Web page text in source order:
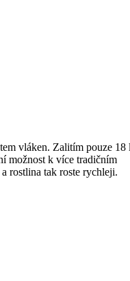
vláken. Zalitím pouze
možnost k více tradičním
rostlina tak roste rychleji.